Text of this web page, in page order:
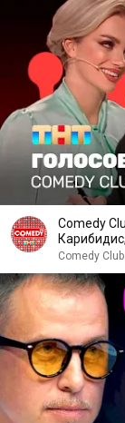
Comedy
Comedy Club